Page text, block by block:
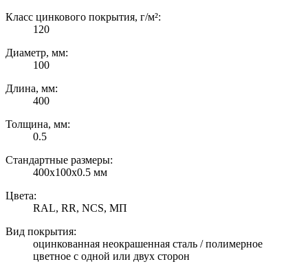
Класс цинкового покрытия, г/м²:
120
Диаметр, мм:
100
Длина, мм:
400
Толщина, мм:
0.5
Стандартные размеры:
400х100х0.5 мм
Цвета:
RAL, RR, NCS, МП
Вид покрытия:
оцинкованная неокрашенная сталь / полимерное
цветное с одной или двух сторон